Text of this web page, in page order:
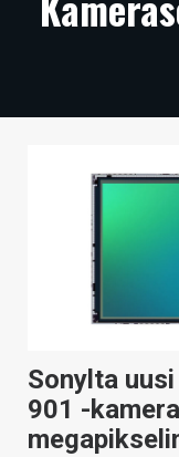
ARTIKKELIT
TECHBBS
VAIHDA TEEMA
HAKU
Sonylta
901 -